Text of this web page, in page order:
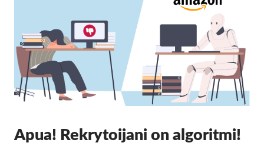
Lahjoitukset
Sponsorointi
Tax deductability
Jäsenten login
Meistä
Tiimi
Apua! Rekrytoijani on algoritmi!